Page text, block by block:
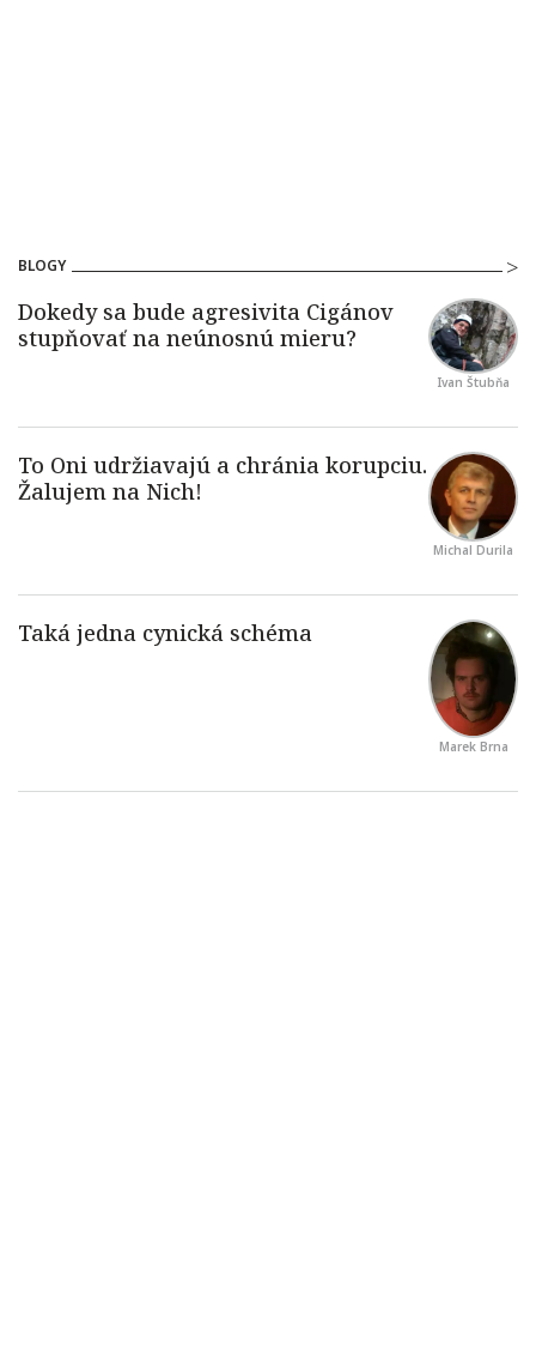
BLOGY
Ivan Štubňa
Michal Durila
Marek Brna